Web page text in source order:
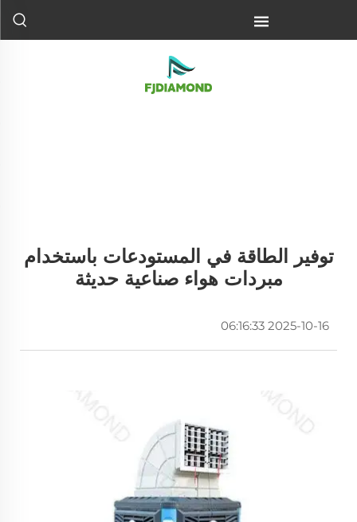
توفير الطاقة في المستودعات باستخدام
مبردات هواء صناعية حديثة
2025-10-16 06:16:33